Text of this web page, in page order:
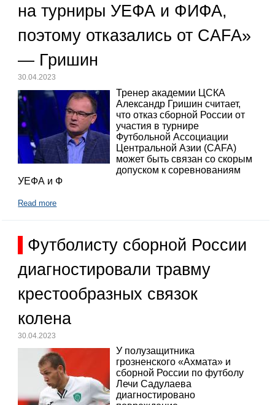
на турниры УЕФА и ФИФА,
поэтому отказались от CAFA»
— Гришин
30.04.2023
Тренер академии ЦСКА
Александр Гришин считает,
что отказ сборной России от
участия в турнире
Футбольной Ассоциации
Центральной Азии (CAFA)
может быть связан со скорым
допуском к соревнованиям
УЕФА и Ф
Read more
Футболисту сборной России
диагностировали травму
крестообразных связок
колена
30.04.2023
У полузащитника
грозненского «Ахмата» и
сборной России по футболу
Лечи Садулаева
диагностировано